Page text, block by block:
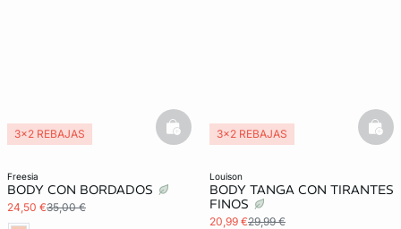
freesia
BODY CON BORDADOS
24,50 €35,00 €
3x2 REBAJAS basketfull
louison
BODY TANGA CON TIRANTES
FINOS
20,99 €29,99 €
3x2 REBAJAS